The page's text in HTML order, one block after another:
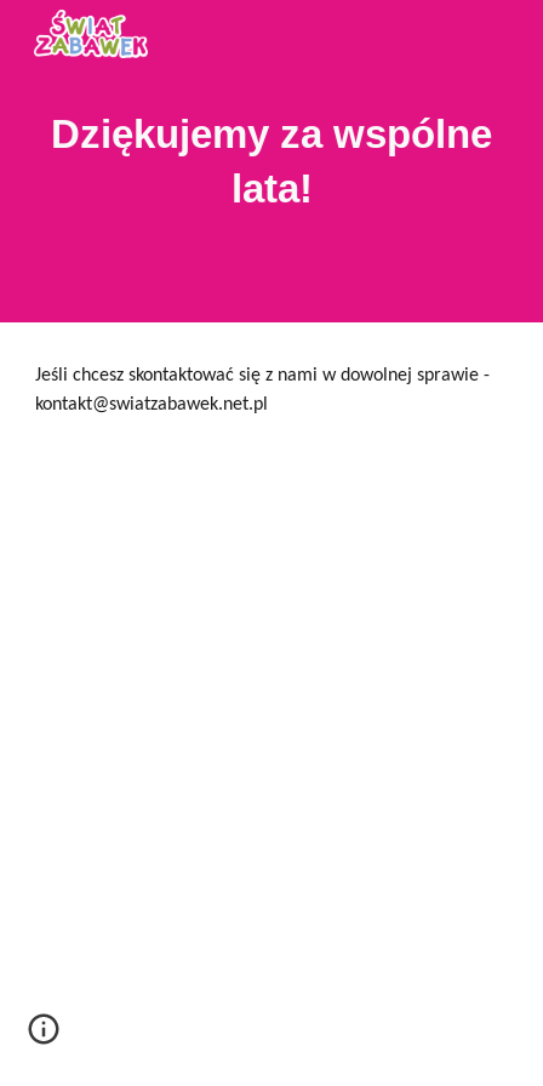
Skip to main content
Dziękujemy za wspólne
lata!
Jeśli chcesz skontaktować się z nami w dowolnej sprawie -
kontakt@swiatzabawek.net.pl